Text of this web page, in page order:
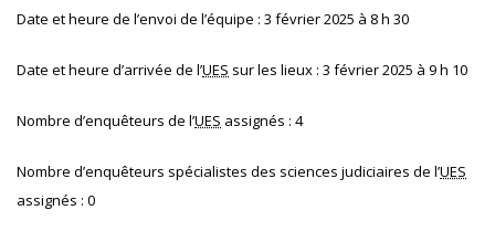
Date et heure de l’envoi de l’équipe : 3 février 2025 à 8 h 30
Date et heure d’arrivée de l’UES sur les lieux : 3 février 2025 à 9 h 10
Nombre d’enquêteurs de l’UES assignés : 4
Nombre d’enquêteurs spécialistes des sciences judiciaires de l’UES
assignés : 0